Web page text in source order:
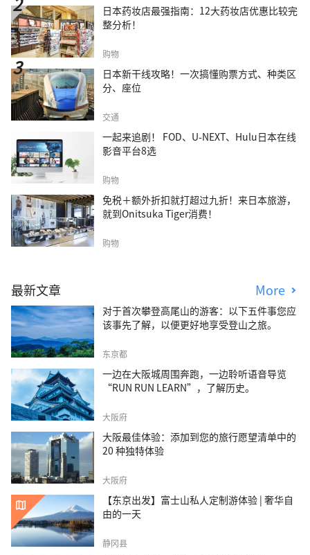
日本药妆店最强指南：12大药妆店优惠比较完
整分析！
购物
日本新干线攻略！一次搞懂购票方式、种类区
分、座位
交通
一起来追剧！ FOD、U-NEXT、Hulu日本在线
影音平台8选
购物
免税＋额外折扣就打超过九折！来日本旅游，
就到Onitsuka Tiger消费！
购物
最新文章 More
对于首次攀登高尾山的游客：以下五件事您应
该事先了解，以便更好地享受登山之旅。
东京都
一边在大阪城周围奔跑，一边聆听语音导览
“RUN RUN LEARN”，了解历史。
大阪府
大阪最佳体验：添加到您的旅行愿望清单中的
20 种独特体验
大阪府
【东京出发】富士山私人定制游体验 | 奢华自
由的一天
静冈县